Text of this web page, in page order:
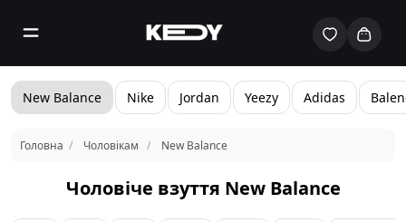
New Balance Nike Jordan Yeezy Adidas
Головна Чоловікам New Balance
Чоловіче взуття New Balance